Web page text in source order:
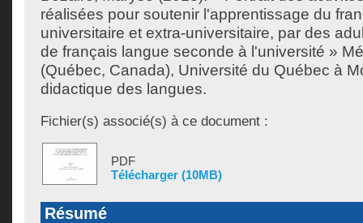
réalisées pour soutenir l'apprentissage du
universitaire et extra-universitaire, par des
de français langue seconde à l'université »
(Québec, Canada), Université du Québec à
didactique des langues.
Fichier(s) associé(s) à ce document :
PDF
Télécharger (10MB)
Résumé